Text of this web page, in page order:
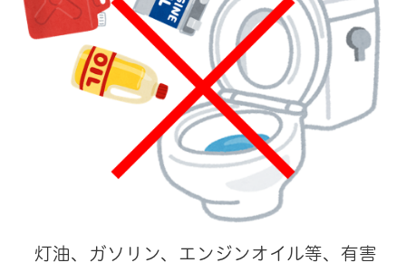
灯油、ガソリン、エンジンオイル等、有害